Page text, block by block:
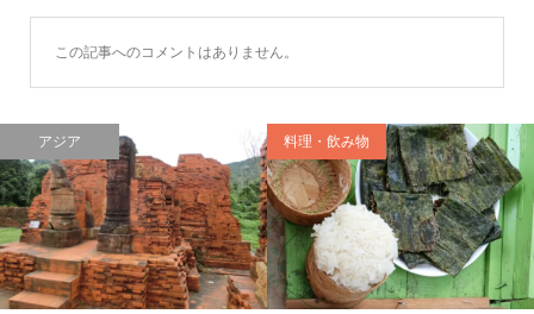
この記事へのコメントはありません。
アジア 料理・飲み物